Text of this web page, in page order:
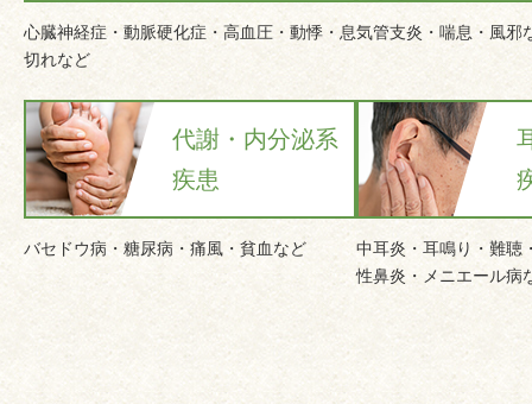
心臓神経症・動脈硬化症・高血圧・動悸・息
切れなど
気管支炎・喘息・風邪
代謝・内分泌系
疾患
バセドウ病・糖尿病・痛風・貧血など
中耳炎・耳鳴り・難聴
性鼻炎・メニエール病